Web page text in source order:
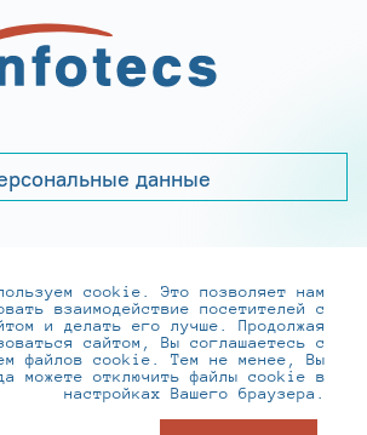
данные
737-6192, 8-800-250-0-260
,hr@infotecs.ru
Отрадная ул., 2Б строение 1
cookie. Это позволяет нам
взаимодействие посетителей с
и делать его лучше. Продолжая
сайтом, Вы соглашаетесь с
файлов cookie. Тем не менее, Вы
можете отключить файлы cookie в
настройках Вашего браузера.